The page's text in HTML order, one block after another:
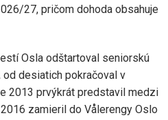
27, pričom dohoda obsahuje
Osla odštartoval seniorskú
desiatich pokračoval v
2013 prvýkrát predstavil medzi
zamieril do Vålerengy Oslo